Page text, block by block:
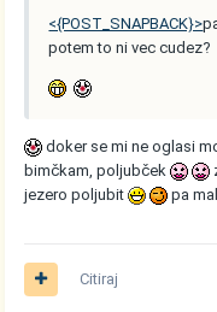
<{POST_SNAPBACK}>
potem to ni vec cudez?
doker se mi ne oglasi
bimčkam, poljubček
jezero poljubit
pa
Citiraj